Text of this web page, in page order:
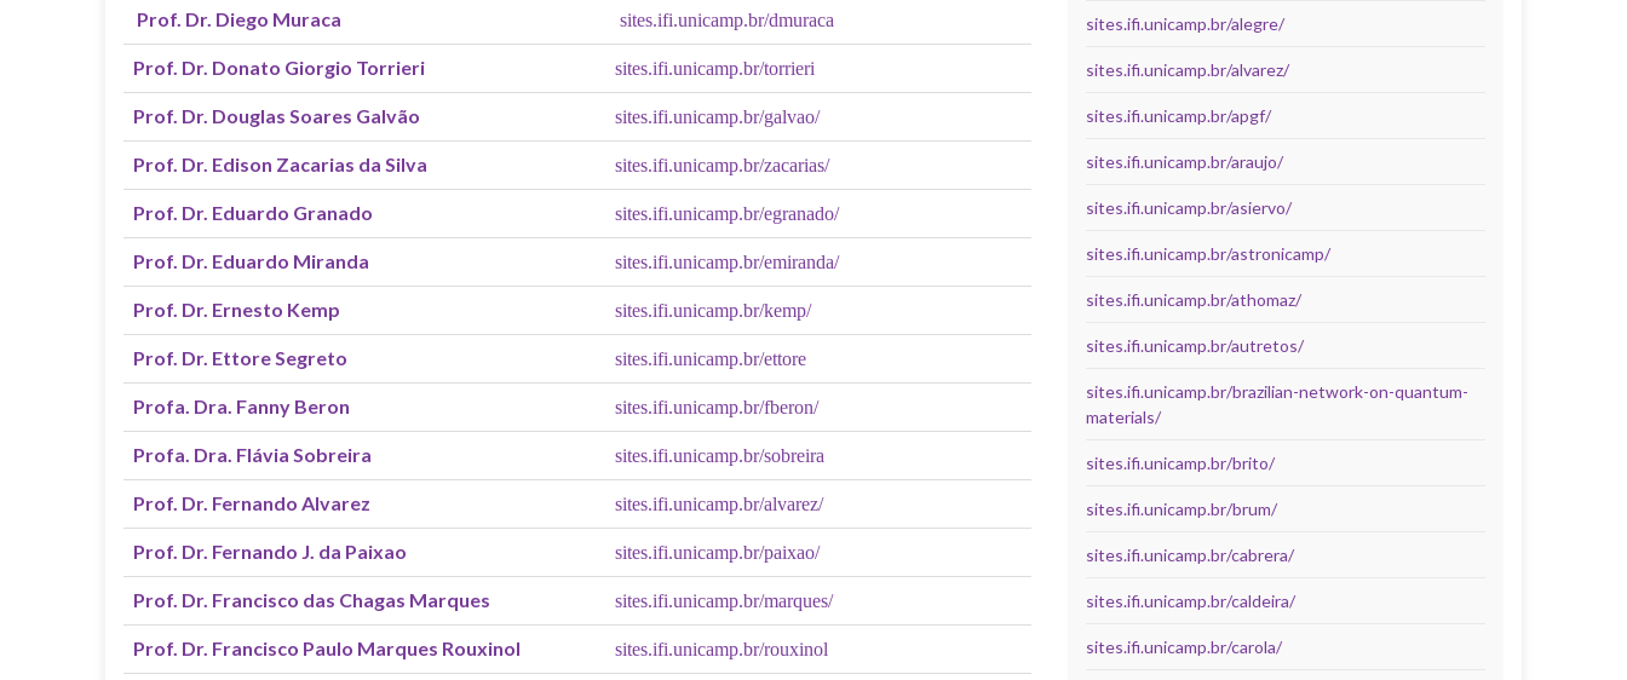
Prof. Dr. Diego Muraca sites.ifi.unicamp.br/dmuraca
Prof. Dr. Donato Giorgio Torrieri sites.ifi.unicamp.br/torrieri
Prof. Dr. Douglas Soares Galvão sites.ifi.unicamp.br/galvao/
Prof. Dr. Edison Zacarias da Silva sites.ifi.unicamp.br/zacarias/
Prof. Dr. Eduardo Granado sites.ifi.unicamp.br/egranado/
Prof. Dr. Eduardo Miranda sites.ifi.unicamp.br/emiranda/
Prof. Dr. Ernesto Kemp sites.ifi.unicamp.br/kemp/
Prof. Dr. Ettore Segreto sites.ifi.unicamp.br/ettore
Profa. Dra. Fanny Beron sites.ifi.unicamp.br/fberon/
Profa. Dra. Flávia Sobreira sites.ifi.unicamp.br/sobreira
Prof. Dr. Fernando Alvarez sites.ifi.unicamp.br/alvarez/
Prof. Dr. Fernando J. da Paixao sites.ifi.unicamp.br/paixao/
Prof. Dr. Francisco das Chagas Marques sites.ifi.unicamp.br/marques/
Prof. Dr. Francisco Paulo Marques Rouxinol sites.ifi.unicamp.br/rouxinol
sites.ifi.unicamp.br/alegre/
sites.ifi.unicamp.br/alvarez/
sites.ifi.unicamp.br/apgf/
sites.ifi.unicamp.br/araujo/
sites.ifi.unicamp.br/asiervo/
sites.ifi.unicamp.br/astronicamp/
sites.ifi.unicamp.br/athomaz/
sites.ifi.unicamp.br/autretos/
sites.ifi.unicamp.br/brazilian-network-on-quantum-
materials/
sites.ifi.unicamp.br/brito/
sites.ifi.unicamp.br/brum/
sites.ifi.unicamp.br/cabrera/
sites.ifi.unicamp.br/caldeira/
sites.ifi.unicamp.br/carola/